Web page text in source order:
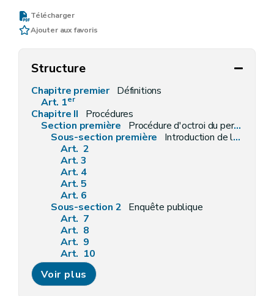
Télécharger
Ajouter aux favoris
Structure
Chapitre premier Définitions
Art. 1er
Chapitre II
Procédures
Section première
Procédure d'octroi du permis d'environnement
Sous-section première
Introduction de la demande
Art. 2
Art. 3
Art. 4
Art. 5
Art. 6
Sous-section 2 Enquête publique
Art. 7
Art. 8
Art. 9
Art. 10
Art. 11
Art. 12
Art. 13
Voir plus